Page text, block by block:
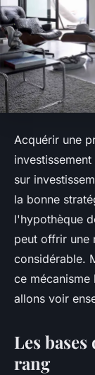
Acquérir une
sur
la bonne
l'hypothèque
peut offrir une
considérable.
ce mécanisme
allons voir
Les
rang